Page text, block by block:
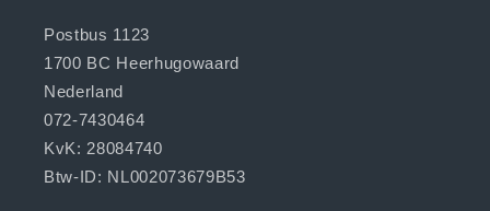
Postbus 1123
1700 BC Heerhugowaard
Nederland
072-7430464
KvK: 28084740
Btw-ID: NL002073679B53